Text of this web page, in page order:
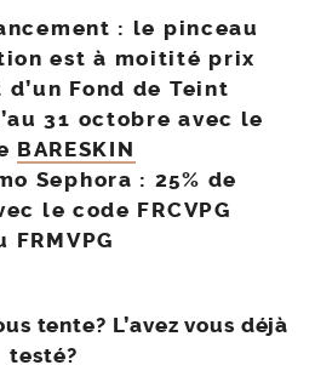
: le pinceau
est à moitité prix
Fond de Teint
31 octobre avec le
BARESKIN
Sephora : 25% de
le code FRCVPG
FRMVPG
tente? L’avez vous déjà
testé?